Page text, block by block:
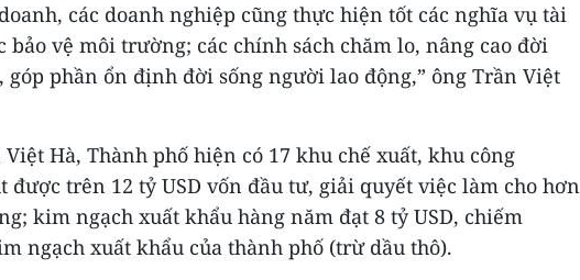
các doanh nghiệp cũng thực hiện tốt các nghĩa vụ tài
bảo vệ môi trường; các chính sách chăm lo, nâng cao đời
góp phần ổn định đời sống người lao động,” ông Trần Việt
Hà, Thành phố hiện có 17 khu chế xuất, khu công
được trên 12 tỷ USD vốn đầu tư, giải quyết việc làm cho hơn
kim ngạch xuất khẩu hàng năm đạt 8 tỷ USD, chiếm
ngạch xuất khẩu của thành phố (trừ dầu thô).